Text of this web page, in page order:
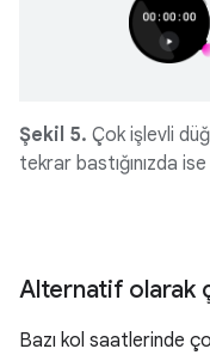
Şekil 5. Çok işlevli
tekrar bastığınızda
Alternatif olarak
Bazı kol saatlerinde